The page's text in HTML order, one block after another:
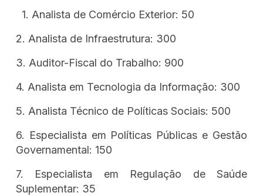
1. Analista de Comércio Exterior: 50
2. Analista de Infraestrutura: 300
3. Auditor-Fiscal do Trabalho: 900
4. Analista em Tecnologia da Informação: 300
5. Analista Técnico de Políticas Sociais: 500
6. Especialista em Políticas Públicas e Gestão
Governamental: 150
7. Especialista em Regulação de Saúde
Suplementar: 35